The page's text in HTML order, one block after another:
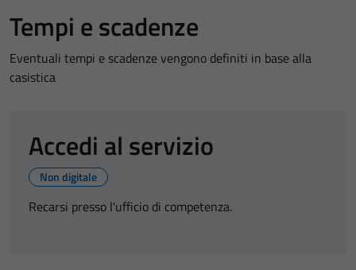
Tempi e scadenze
Eventuali tempi e scadenze vengono definiti in base alla
casistica
Accedi al servizio
Non digitale
Recarsi presso l'ufficio di competenza.